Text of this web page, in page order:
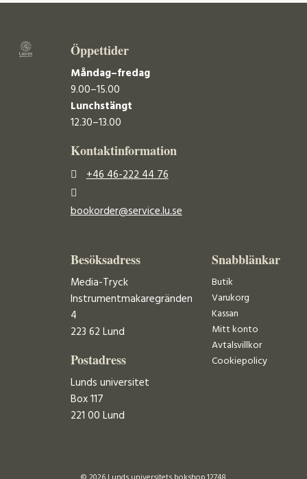
Öppettider
Måndag–fredag
9.00–15.00
Lunchstängt
12.30–13.00
Kontaktinformation
+46 46-222 44 76
bookorder@service.lu.se
Besöksadress
Media-Tryck
Instrumentmakaregränden
4
223 62 Lund
Postadress
Lunds universitet
Box 117
221 00 Lund
Snabblänkar
Butik
Varukorg
Kassan
Mitt konto
Avtalsvillkor
Cookiepolicy